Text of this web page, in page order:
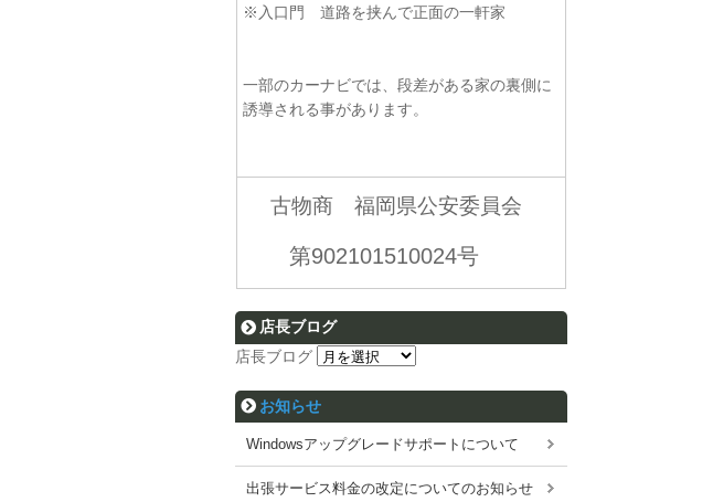
※入口門 道路を挟んで正面の一軒家
一部のカーナビでは、段差がある家の裏側に
誘導される事があります。
古物商 福岡県公安委員会
第902101510024号
店長ブログ
店長ブログ
お知らせ
Windowsアップグレードサポートについて
出張サービス料金の改定についてのお知らせ